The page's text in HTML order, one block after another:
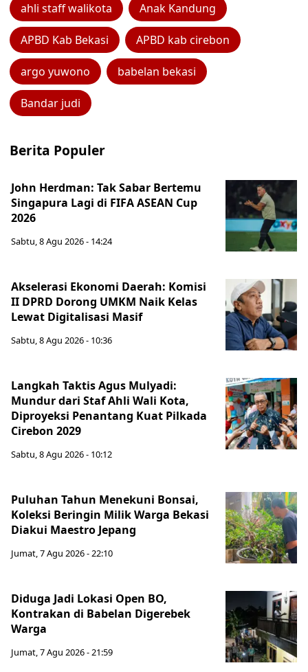
ahli staff walikota Anak Kandung
APBD Kab Bekasi APBD kab cirebon
argo yuwono babelan bekasi
Bandar judi
Berita Populer
John Herdman: Tak Sabar Bertemu
Singapura Lagi di FIFA ASEAN Cup
2026
Sabtu, 8 Agu 2026 - 14:24
Akselerasi Ekonomi Daerah: Komisi
II DPRD Dorong UMKM Naik Kelas
Lewat Digitalisasi Masif
Sabtu, 8 Agu 2026 - 10:36
Langkah Taktis Agus Mulyadi:
Mundur dari Staf Ahli Wali Kota,
Diproyeksi Penantang Kuat Pilkada
Cirebon 2029
Sabtu, 8 Agu 2026 - 10:12
Puluhan Tahun Menekuni Bonsai,
Koleksi Beringin Milik Warga Bekasi
Diakui Maestro Jepang
Jumat, 7 Agu 2026 - 22:10
Diduga Jadi Lokasi Open BO,
Kontrakan di Babelan Digerebek
Warga
Jumat, 7 Agu 2026 - 21:59